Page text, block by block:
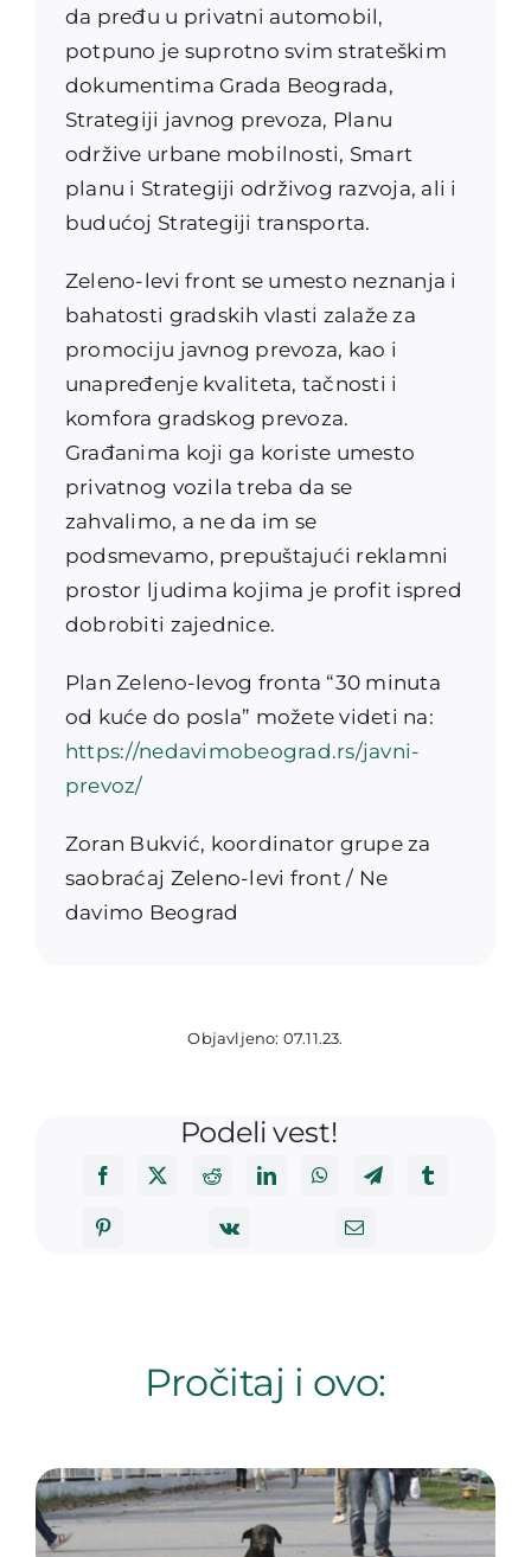
da pređu u privatni automobil,
potpuno je suprotno svim strateškim
dokumentima Grada Beograda,
Strategiji javnog prevoza, Planu
održive urbane mobilnosti, Smart
planu i Strategiji održivog razvoja, ali i
budućoj Strategiji transporta.
Zeleno-levi front se umesto neznanja i
bahatosti gradskih vlasti zalaže za
promociju javnog prevoza, kao i
unapređenje kvaliteta, tačnosti i
komfora gradskog prevoza.
Građanima koji ga koriste umesto
privatnog vozila treba da se
zahvalimo, a ne da im se
podsmevamo, prepuštajući reklamni
prostor ljudima kojima je profit ispred
dobrobiti zajednice.
Plan Zeleno-levog fronta “30 minuta
od kuće do posla” možete videti na:
https://nedavimobeograd.rs/javni-
prevoz/
Zoran Bukvić, koordinator grupe za
saobraćaj Zeleno-levi front / Ne
davimo Beograd
Objavljeno: 07.11.23.
Podeli vest!
Pročitaj i ovo: